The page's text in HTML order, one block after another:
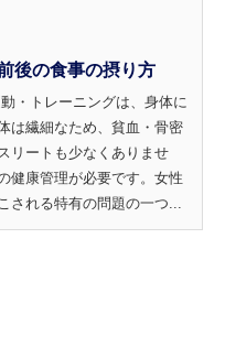
後の食事の摂り方
・トレーニングは、身体に
は繊細なため、貧血・骨密
リートも少なくありませ
健康管理が必要です。女性
される特有の問題の一つ...